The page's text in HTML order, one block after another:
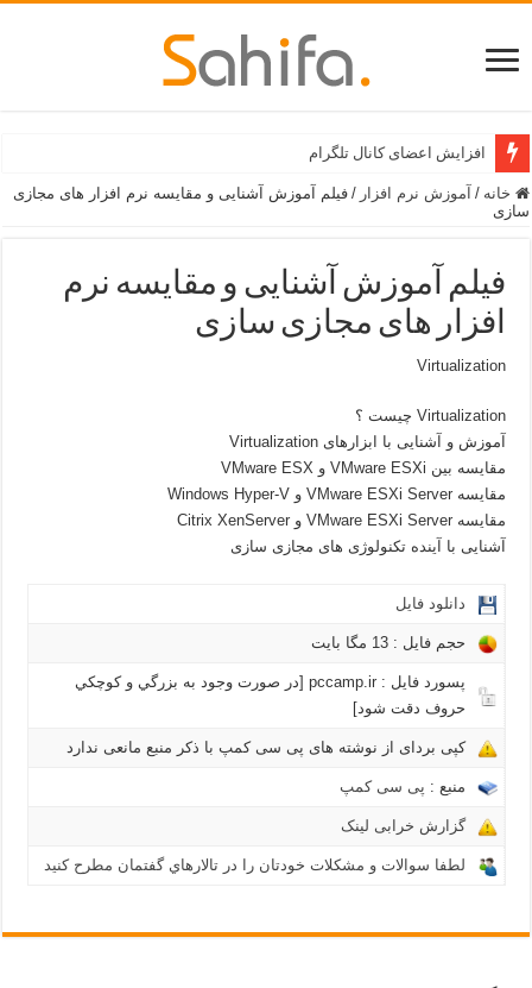
افزایش اعضای کانال تلگرام
خانه / آموزش نرم افزار / فیلم آموزش آشنایی و مقایسه نرم افزار های مجازی
سازی
فیلم آموزش آشنایی و مقایسه نرم
افزار های مجازی سازی
Virtualization
Virtualization چیست ؟
آموزش و آشنایی با ابزارهای Virtualization
مقایسه بین VMware ESXi و VMware ESX
مقایسه VMware ESXi Server و Windows Hyper-V
مقایسه VMware ESXi Server و Citrix XenServer
آشنایی با آینده تکنولوژی های مجازی سازی
دانلود فایل
حجم فایل : 13 مگا بايت
پسورد فایل : pccamp.ir [در صورت وجود به بزرگي و كوچكي
حروف دقت شود]
کپی بردای از نوشته های پی سی کمپ با ذکر منبع مانعی ندارد
منبع : پی سی کمپ
گزارش خرابی لینک
لطفا سوالات و مشکلات خودتان را در تالارهاي گفتمان مطرح کنید